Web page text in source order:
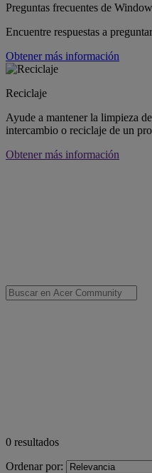
Preguntas frecuentes de
Encuentre respuestas a
Obtener más información
Reciclaje
Ayude a mantener la limpieza
intercambio o reciclaje de un
Obtener más información
0 resultados
Ordenar por: